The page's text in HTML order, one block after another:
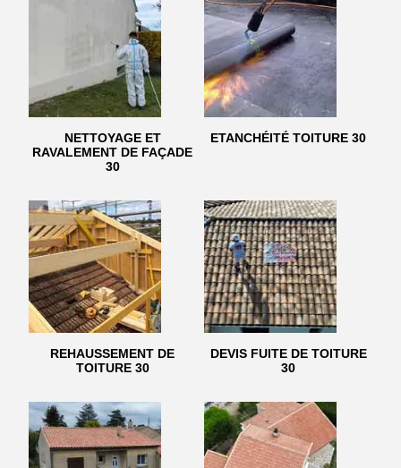
NETTOYAGE ET
RAVALEMENT DE FAÇADE
30
ETANCHÉITÉ TOITURE 30
REHAUSSEMENT DE
TOITURE 30
DEVIS FUITE DE TOITURE
30